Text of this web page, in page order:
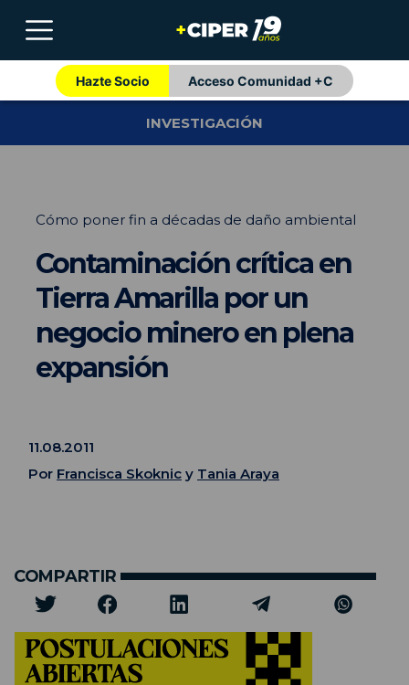
Hazte Socio Acceso Comunidad +C
INVESTIGACIÓN
Cómo poner fin a décadas de daño ambiental
Contaminación crítica en
Tierra Amarilla por un
negocio minero en plena
expansión
11.08.2011
Por Francisca Skoknic y Tania Araya
COMPARTIR